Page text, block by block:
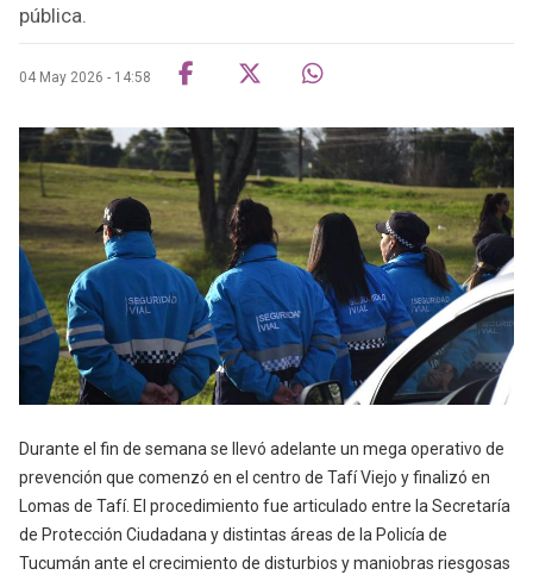
pública.
04 May 2026 - 14:58
Durante el fin de semana se llevó adelante un mega operativo de
prevención que comenzó en el centro de Tafí Viejo y finalizó en
Lomas de Tafí. El procedimiento fue articulado entre la Secretaría
de Protección Ciudadana y distintas áreas de la Policía de
Tucumán ante el crecimiento de disturbios y maniobras riesgosas